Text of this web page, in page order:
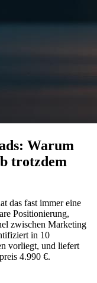
Warum
trotzdem
das fast immer eine
Positionierung,
zwischen Marketing
in 10
vorliegt, und liefert
4.990 €.